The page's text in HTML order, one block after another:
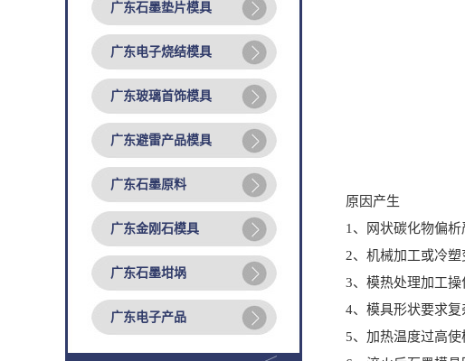
广东石墨垫片模具
广东电子烧结模具
广东玻璃首饰模具
广东避雷产品模具
广东石墨原料
广东金刚石模具
广东石墨坩埚
广东电子产品
原因产生
1、网状碳化物偏析
2、机械加工或冷塑
3、模热处理加工操
4、模具形状要求复杂
5、加热温度过高使